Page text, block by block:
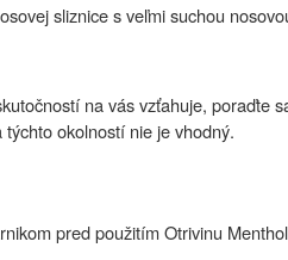
sliznice s veľmi suchou
na vás vzťahuje, poraďte
okolností nie je vhodný.
pred použitím Otrivinu Menthol